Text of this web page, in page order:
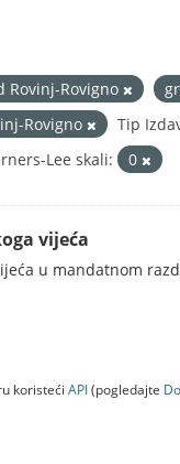
Rovinj-Rovigno
Rovigno Tip
Lee skali:
0
vijeća
u mandatnom
koristeći API(pogledajte